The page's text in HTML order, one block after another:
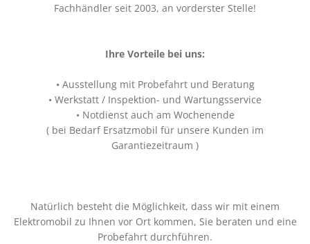
Fachhändler seit 2003, an vorderster Stelle!
Ihre Vorteile bei uns:
• Ausstellung mit Probefahrt und Beratung
• Werkstatt / Inspektion- und Wartungsservice
• Notdienst auch am Wochenende
( bei Bedarf Ersatzmobil für unsere Kunden im
Garantiezeitraum )
Natürlich besteht die Möglichkeit, dass wir mit einem
Elektromobil zu Ihnen vor Ort kommen, Sie beraten und eine
Probefahrt durchführen.